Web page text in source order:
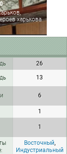
харькова
26
13
6
1
1
Восточный,
Индустриальный